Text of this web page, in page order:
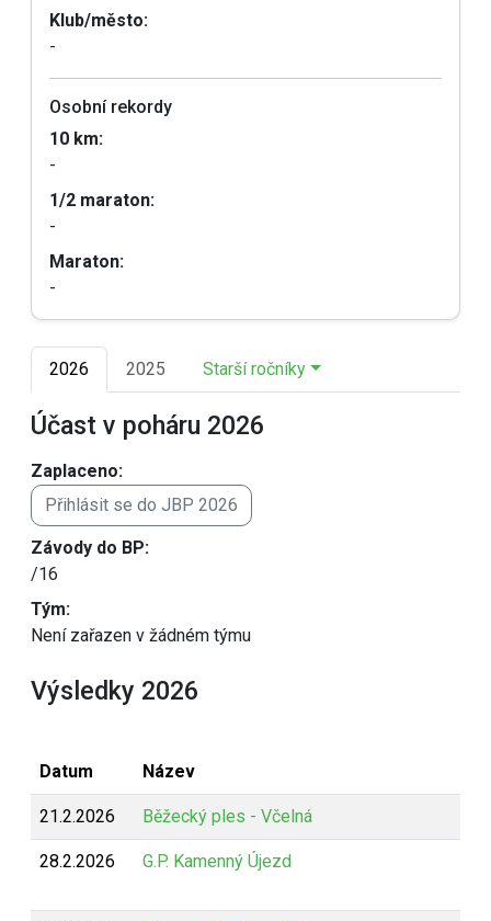
Klub/město:
-
Osobní rekordy
10 km:
-
1/2 maraton:
-
Maraton:
-
2026 2025 Starší ročníky
Účast v poháru 2026
Zaplaceno:
Přihlásit se do JBP 2026
Závody do BP:
/16
Tým:
Není zařazen v žádném týmu
Výsledky 2026
Datum Název
21.2.2026 Běžecký ples - Včelná
28.2.2026 G.P. Kamenný Újezd